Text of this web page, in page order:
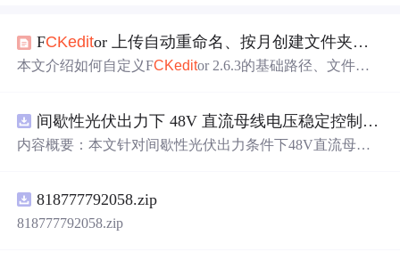
FCKeditor 上传自动重命名、按月创建文件夹和基本操作
本文介绍如何自定义FCKeditor 2.6.3的基础路径、文件上
间歇性光伏出力下 48V 直流母线电压稳定控制及储能双向充放电闭环调控体系研究（Simulink仿真实现）
内容概要：本文针对间歇性光伏出力条件下48V直流母线
含光伏阵列、Boost型DC-DC变换器、双向DC-DC变换器
与锂离子电池储能系统的完整拓扑结构，结合光伏最大功
818777792058.zip
818777792058.zip